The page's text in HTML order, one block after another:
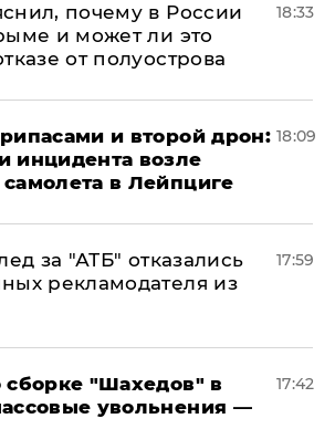
почему в России
и может ли это
от полуострова
18:33
и второй дрон:
инцидента возле
в Лейпциге
18:09
за "АТБ" отказались
рекламодателя из
17:59
сборке "Шахедов" в
увольнения —
17:42